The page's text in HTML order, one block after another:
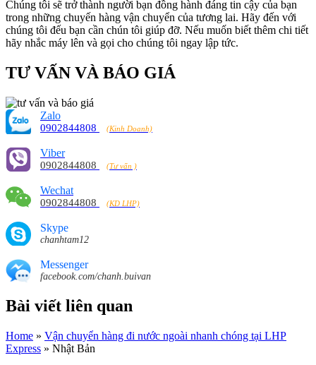
Chúng tôi sẽ trở thành người bạn đồng hành đáng tin cậy của bạn
trong những chuyến hàng vận chuyển của tương lai. Hãy đến với
chúng tôi đếu bạn cần chún tôi giúp đỡ. Nếu muốn biết thêm chi tiết
hãy nhắc máy lên và gọi cho chúng tôi ngay lập tức.
TƯ VẤN VÀ BÁO GIÁ
Zalo
0902844808 (Kinh Doanh)
Viber
0902844808 (Tư vấn )
Wechat
0902844808 (KD LHP)
Skype
chanhtam12
Messenger
facebook.com/chanh.buivan
Bài viết liên quan
Home » Vận chuyển hàng đi nước ngoài nhanh chóng tại LHP
Express » Nhật Bản